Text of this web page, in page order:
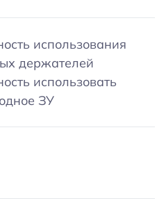
использования
держателей
использовать
ЗУ